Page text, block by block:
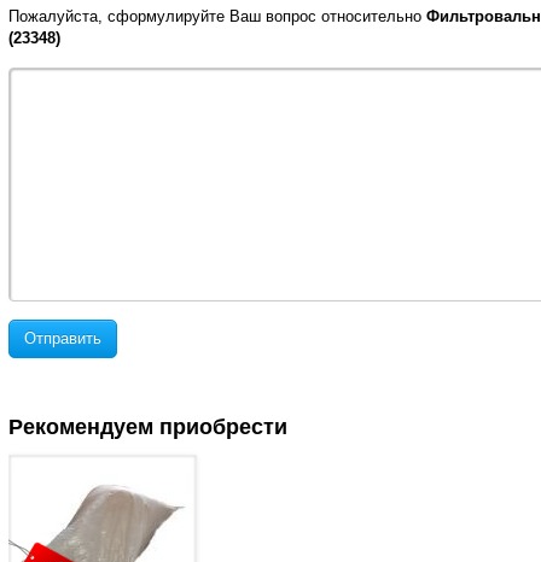
Пожалуйста, сформулируйте Ваш вопрос относительно
(23348)
Отправить
Рекомендуем приобрести